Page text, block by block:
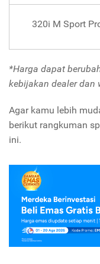
320i M Sport
*Harga dapat
kebijakan dealer dan
Agar kamu lebih
berikut rangkuman
ini.